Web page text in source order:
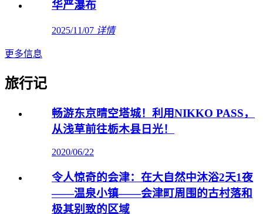
华严瀑布
2025/11/07 详情
更多信息
旅行记
畅游东京晴空塔城！利用NIKKO PASS，
从浅草前往栃木县日光！
2020/06/22
令人惊奇的会津：在大自然中沐浴2天1夜
——温泉小镇——会津町周围的古村落和
极其别致的区域